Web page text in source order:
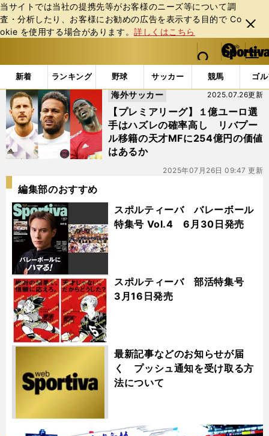
当サイトでは当社の提携先等がお客様のニーズ等について調
査・分析したり、お客様にお勧めの広告を表⽰する⽬的で Co
okie を使⽤する場合があります。詳しくはこちら
閉じ
る
web Sportiva (webスポルティーバ)
検索
マイペ
ー
ジ
メニュ
新着 ランキング 野球 サッカー 競馬 ゴ
b
ス
ポ
ル
テ
ィ
ー
バ
「#１億ユーロ」の最新ニュース・ 情報
【プレミアリーグ】１億ユーロ選
手はハズレの確率高し リバプー
ル移籍の天才MFに254億円の価値
はあるか
2025.07.26更新
海外サッカー
2025年07月26日 09:47 更新
編集部のおすすめ
スポルティーバ バレーボール
特集号 Vol.4 6月30日発売
スポルティーバ 部活特集号
3月16日発売
最新記事などのお知らせが届
く プッシュ通知を受け取る方
法について